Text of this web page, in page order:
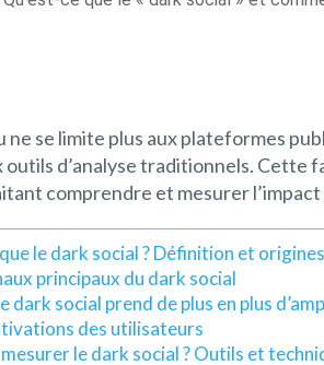
se limite plus aux plateformes
d’analyse traditionnels. Cette
comprendre et mesurer
le dark social ? Définition et origines
principaux du dark social
dark social prend de plus en plus
des utilisateurs
le dark social ? Outils et